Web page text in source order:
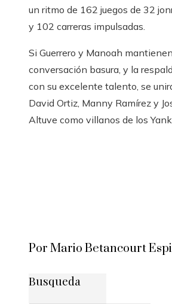
un ritmo de 162 juegos de 32
y 102 carreras impulsadas.
Si Guerrero y Manoah
conversación basura, y la
con su excelente talento, se
David Ortiz, Manny Ramírez y
Altuve como villanos de los
Por Mario Betancourt
Busqueda